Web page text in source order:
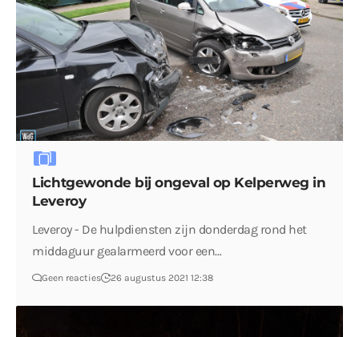
Lichtgewonde bij ongeval op Kelperweg in
Leveroy
Leveroy - De hulpdiensten zijn donderdag rond het
middaguur gealarmeerd voor een…
Geen reacties 26 augustus 2021 12:38